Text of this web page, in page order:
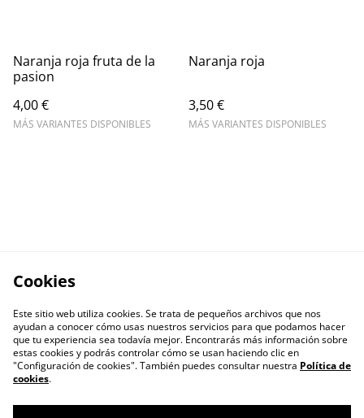
Naranja roja fruta de la
pasion
4,00 €
MÁS VARIANTES DISPONIBLES
Naranja roja
3,50 €
MÁS VARIANTES DISPONIBLES
Cookies
Este sitio web utiliza cookies. Se trata de pequeños archivos que nos
ayudan a conocer cómo usas nuestros servicios para que podamos hacer
que tu experiencia sea todavía mejor. Encontrarás más información sobre
estas cookies y podrás controlar cómo se usan haciendo clic en
"Configuración de cookies". También puedes consultar nuestra Política de
cookies.